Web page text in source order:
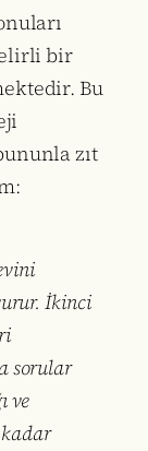
bir
Bu
zıt
İkinci
sorular
ve